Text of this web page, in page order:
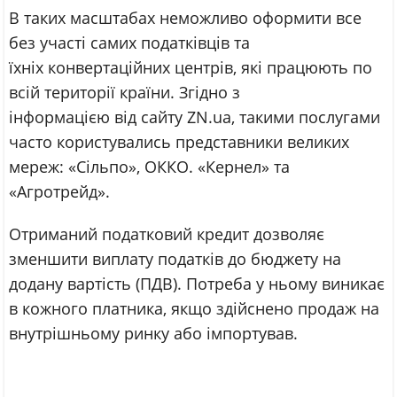
В таких масштабах неможливо оформити все
без участі самих податківців та
їхніх конвертаційних центрів, які працюють по
всій території країни. Згідно з
інформацією від сайту ZN.ua, такими послугами
часто користувались представники великих
мереж: «Сільпо», ОККО. «Кернел» та
«Агротрейд».
Отриманий податковий кредит дозволяє
зменшити виплату податків до бюджету на
додану вартість (ПДВ). Потреба у ньому виникає
в кожного платника, якщо здійснено продаж на
внутрішньому ринку або імпортував.